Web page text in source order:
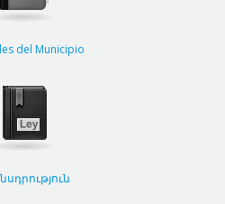
del Municipio